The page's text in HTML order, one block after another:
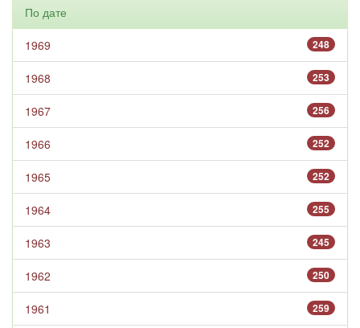
По дате
248
1969
253
1968
256
1967
252
1966
252
1965
255
1964
245
1963
250
1962
259
1961